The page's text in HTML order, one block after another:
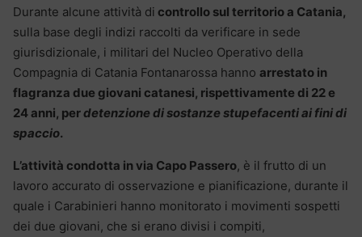
Durante alcune attività di controllo sul territorio a Catania,
sulla base degli indizi raccolti da verificare in sede
giurisdizionale, i militari del Nucleo Operativo della
Compagnia di Catania Fontanarossa hanno arrestato in
flagranza due giovani catanesi, rispettivamente di 22 e
24 anni, perdetenzione di sostanze stupefacenti ai fini di
spaccio.
L’attività condotta in via Capo Passero, è il frutto di un
lavoro accurato di osservazione e pianificazione, durante il
quale i Carabinieri hanno monitorato i movimenti sospetti
dei due giovani, che si erano divisi i compiti,